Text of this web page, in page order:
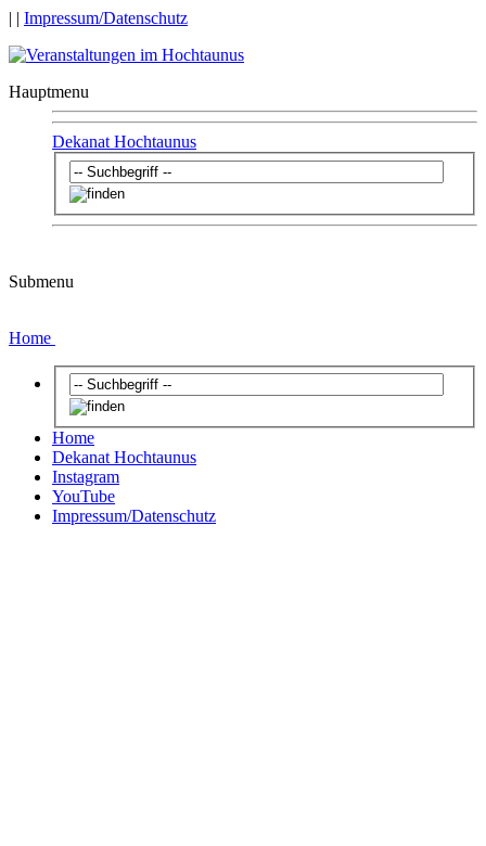
| | Impressum/Datenschutz
Hauptmenu
Dekanat Hochtaunus
Submenu
Home
Home
Dekanat Hochtaunus
Instagram
YouTube
Impressum/Datenschutz